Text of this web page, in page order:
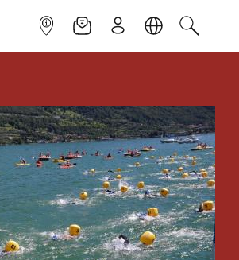
INFOPOINTNEWSLETTER
ISCRIVITILINGUACERCA